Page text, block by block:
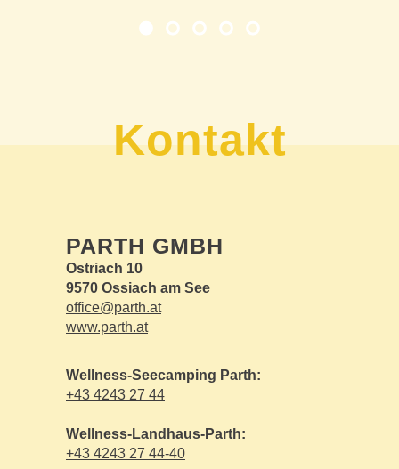
Kontakt
PARTH GMBH
Ostriach 10
9570 Ossiach am See
office@parth.at
www.parth.at
Wellness-Seecamping Parth:
+43 4243 27 44
Wellness-Landhaus-Parth:
+43 4243 27 44-40